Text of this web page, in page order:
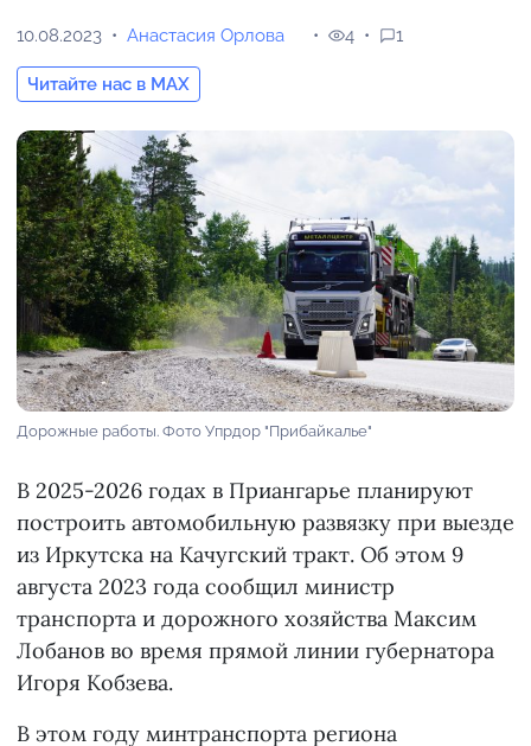
10.08.2023 Анастасия Орлова
Читайте нас в MAX
4 1
Дорожные работы. Фото Упрдор "Прибайкалье"
В 2025-2026 годах в Приангарье планируют
построить автомобильную развязку при выезде
из Иркутска на Качугский тракт. Об этом 9
августа 2023 года сообщил министр
транспорта и дорожного хозяйства Максим
Лобанов во время прямой линии губернатора
Игоря Кобзева.
В этом году минтранспорта региона